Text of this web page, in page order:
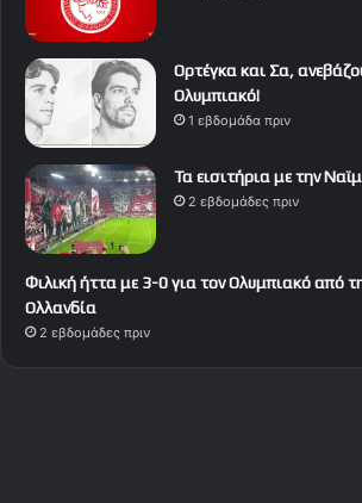
Ορτέγκα και Σα,
Ολυμπιακό!
1 εβδομάδα πριν
Τα εισιτήρια με την
2 εβδομάδες πριν
Φιλική ήττα με 3-0 για τον Ολυμπιακό από
Ολλανδία
2 εβδομάδες πριν